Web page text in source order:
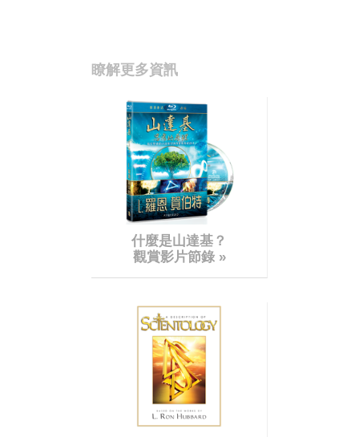
瞭解更多資訊
什麼是山達基？
觀賞影片節錄 »